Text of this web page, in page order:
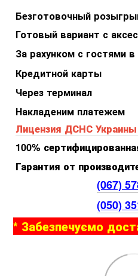
Безготовочный
Готовый вариант с
За рахунком с гостями в
Кредитной карты
Через терминал
Накладеним платежем
Лицензия ДСНС Украины
100%
Гарантия от
(067)
(050)
* Забезпечуємо